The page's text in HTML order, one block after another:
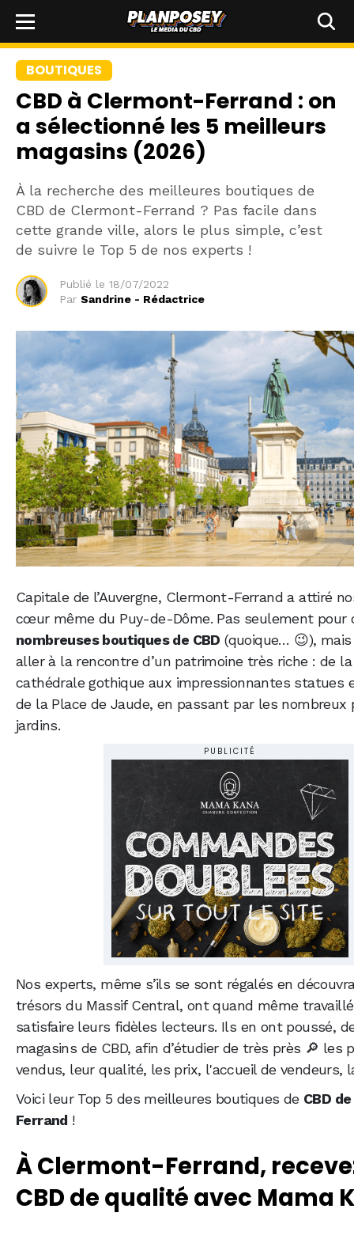
BOUTIQUES
CBD à Clermont-Ferrand : on
a sélectionné les 5 meilleurs
magasins (2026)
À la recherche des meilleures boutiques de
CBD de Clermont-Ferrand ? Pas facile dans
cette grande ville, alors le plus simple, c’est
de suivre le Top 5 de nos experts !
Publié le 18/07/2022
Par Sandrine - Rédactrice
Capitale de l’Auvergne, Clermont-Ferrand a attiré
cœur même du Puy-de-Dôme. Pas seulement pour
nombreuses boutiques de CBD (quoique… 😉),
aller à la rencontre d’un patrimoine très riche : de
cathédrale gothique aux impressionnantes statues
de la Place de Jaude, en passant par les nombreux
jardins.
PUBLICITÉ
Nos experts, même s’ils se sont régalés en
trésors du Massif Central, ont quand même
satisfaire leurs fidèles lecteurs. Ils en ont poussé,
magasins de CBD, afin d’étudier de très près 🔎 les
vendus, leur qualité, les prix, l'accueil de vendeurs,
Voici leur Top 5 des meilleures boutiques de CBD
Ferrand !
À Clermont-Ferrand,
CBD de qualité avec Mama